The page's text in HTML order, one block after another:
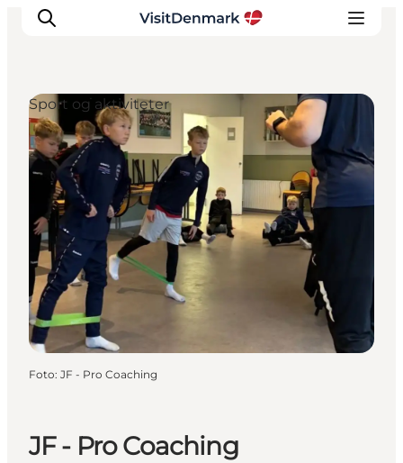
Inspiration
Destinationer
Oplevelser
Overnatning
Planlæg ferien
JF - Pro Coaching
Sport og aktiviteter
Foto: JF - Pro Coaching